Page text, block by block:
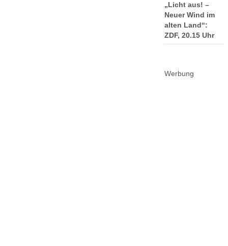
„Licht aus! –
Neuer Wind im
alten Land“:
ZDF, 20.15 Uhr
Werbung